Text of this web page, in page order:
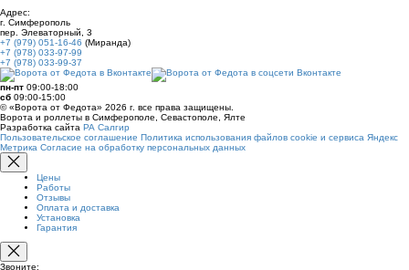
Адрес:
г. Симферополь
пер. Элеваторный, 3
+7 (979) 051-16-46 (Миранда)
+7 (978) 033-97-99
+7 (978) 033-99-37
пн-пт 09:00-18:00
сб 09:00-15:00
© «Ворота от Федота» 2026 г. все права защищены.
Ворота и роллеты в Симферополе, Севастополе, Ялте
Разработка сайта РА Салгир
Пользовательское соглашение Политика использования файлов cookie и сервиса Яндекс
Метрика Согласие на обработку персональных данных
Цены
Работы
Отзывы
Оплата и доставка
Установка
Гарантия
Звоните: